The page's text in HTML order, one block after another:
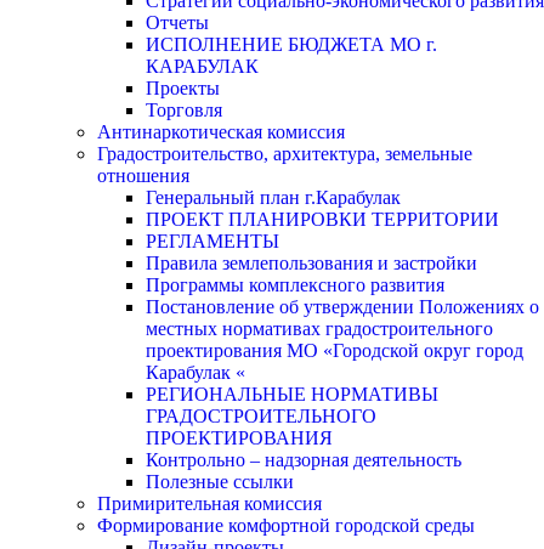
Отчеты
ИСПОЛНЕНИЕ БЮДЖЕТА МО г.
КАРАБУЛАК
Проекты
Торговля
Антинаркотическая комиссия
Градостроительство, архитектура, земельные
отношения
Генеральный план г.Карабулак
ПРОЕКТ ПЛАНИРОВКИ ТЕРРИТОРИИ
РЕГЛАМЕНТЫ
Правила землепользования и застройки
Программы комплексного развития
Постановление об утверждении Положениях о
местных нормативах градостроительного
проектирования МО «Городской округ город
Карабулак «
РЕГИОНАЛЬНЫЕ НОРМАТИВЫ
ГРАДОСТРОИТЕЛЬНОГО
ПРОЕКТИРОВАНИЯ
Контрольно – надзорная деятельность
Полезные ссылки
Примирительная комиссия
Формирование комфортной городской среды